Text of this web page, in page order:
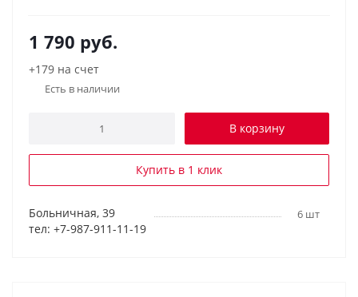
1 790 руб.
+179 на счет
Есть в наличии
В корзину
Купить в 1 клик
Больничная, 39
тел: +7-987-911-11-19
6 шт